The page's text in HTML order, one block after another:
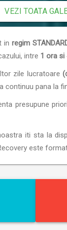
VEZI TOATA
in regim
intre 1 ora si
zile lucratoare
pana la
presupune
iti sta la
este